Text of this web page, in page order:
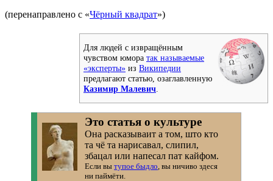
(перенаправлено с «Чёрный квадрат»)
Для людей с извращённым
чувством юмора так называемые
«эксперты» из Википедии
предлагают статью, озаглавленную
Казимир Малевич
Это статья о культуре
Она расказываит а том, што кто
та чё та нарисавал, слипил,
збацал или напесал пат кайфом.
Если вытупое быдло , вы ничиво здеся
ни паймёти.